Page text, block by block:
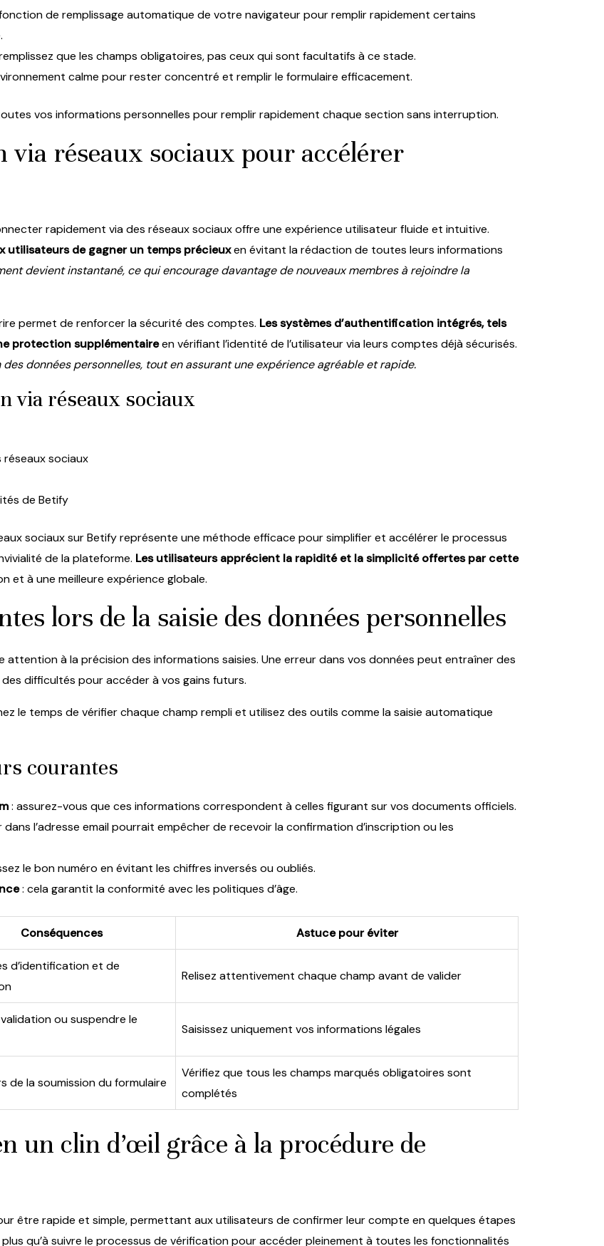
de remplissage automatique de votre navigateur pour remplir rapidement certains
que les champs obligatoires, pas ceux qui sont facultatifs à ce stade.
calme pour rester concentré et remplir le formulaire efficacement.
vos informations personnelles pour remplir rapidement chaque section sans interruption.
via réseaux sociaux pour accélérer
rapidement via des réseaux sociaux offre une expérience utilisateur fluide et intuitive.
utilisateurs de gagner un temps précieuxen évitant la rédaction de toutes leurs informations
devient instantané, ce qui encourage davantage de nouveaux membres à rejoindre la
permet de renforcer la sécurité des comptes. Les systèmes d’authentification intégrés, tels
protection supplémentaireen vérifiant l’identité de l’utilisateur via leurs comptes déjà sécurisés.
données personnelles, tout en assurant une expérience agréable et rapide.
via réseaux sociaux
sociaux
de Betify
sociaux sur Betify représente une méthode efficace pour simplifier et accélérer le processus
de la plateforme. Les utilisateurs apprécient la rapidité et la simplicité offertes par cette
et à une meilleure expérience globale.
lors de la saisie des données personnelles
attention à la précision des informations saisies. Une erreur dans vos données peut entraîner des
difficultés pour accéder à vos gains futurs.
le temps de vérifier chaque champ rempli et utilisez des outils comme la saisie automatique
courantes
: assurez-vous que ces informations correspondent à celles figurant sur vos documents officiels.
l’adresse email pourrait empêcher de recevoir la confirmation d’inscription ou les
le bon numéro en évitant les chiffres inversés ou oubliés.
: cela garantit la conformité avec les politiques d’âge.
Conséquences Astuce pour éviter
d’identification et de
Relisez attentivement chaque champ avant de valider
ou suspendre le
Saisissez uniquement vos informations légales
de la soumission du formulaire
Vérifiez que tous les champs marqués obligatoires sont
complétés
un clin d’œil grâce à la procédure de
être rapide et simple, permettant aux utilisateurs de confirmer leur compte en quelques étapes
qu’à suivre le processus de vérification pour accéder pleinement à toutes les fonctionnalités